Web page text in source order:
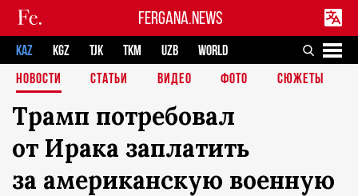
FERGANA.NEWS
KAZ KGZ TJK TKM UZB
WORLD
НОВОСТИ
СТАТЬИ ВИДЕО ФОТО СЮЖЕТЫ
Трамп потребовал
от Ирака заплатить
за американскую военную